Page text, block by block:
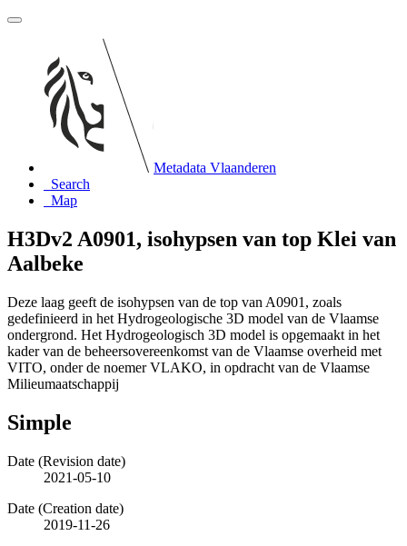
Metadata Vlaanderen
Search
Map
H3Dv2 A0901, isohypsen van top Klei van
Aalbeke
Deze laag geeft de isohypsen van de top van A0901, zoals
gedefinieerd in het Hydrogeologische 3D model van de Vlaamse
ondergrond. Het Hydrogeologisch 3D model is opgemaakt in het
kader van de beheersovereenkomst van de Vlaamse overheid met
VITO, onder de noemer VLAKO, in opdracht van de Vlaamse
Milieumaatschappij
Simple
Date (Revision date)
2021-05-10
Date (Creation date)
2019-11-26